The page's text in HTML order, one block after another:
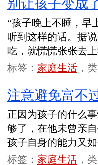
别让孩子变成
“孩子晚上不睡，早
听到这样的话。据
吃，就慌慌张张去
标签： 家庭生活 ，
注意避免富不
正因为孩子的什么
够了，在他未曾亲
孩子自身的能力又
标签： 家庭生活 ，